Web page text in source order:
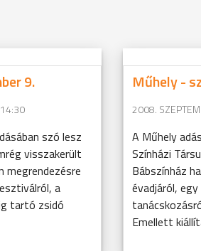
9.
szó lesz
visszakerült
megrendezésre
a
tartó zsidó
Műhely -
2008.
A Műhely
Színházi
Bábszínház
évadjáról,
Emellett